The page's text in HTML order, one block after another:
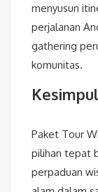
menyusun
perjalanan
gathering
komunitas.
Paket Tour
pilihan tepat
perpaduan